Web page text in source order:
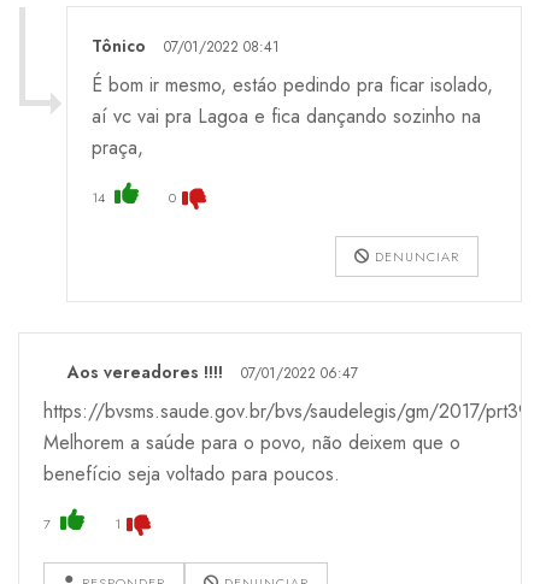
Tônico 07/01/2022 08:41
É bom ir mesmo, estáo pedindo pra ficar isolado,
aí vc vai pra Lagoa e fica dançando sozinho na
praça,
14 0
DENUNCIAR
Aos vereadores !!!! 07/01/2022 06:47
https://bvsms.saude.gov.br/bvs/saudelegis/gm/2017/
Melhorem a saúde para o povo, não deixem que o
benefício seja voltado para poucos.
7 1